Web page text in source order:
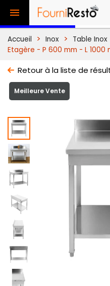

Accueil Inox Table Inox
Etagère - P 600 mm - L 1000
Retour à la liste de
Meilleure Vente